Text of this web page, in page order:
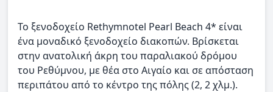
Το ξενοδοχείο Rethymnotel Pearl Beach 4* είναι
ένα μοναδικό ξενοδοχείο διακοπών. Βρίσκεται
στην ανατολική άκρη του παραλιακού δρόμου
του Ρεθύμνου, με θέα στο Αιγαίο και σε απόσταση
περιπάτου από το κέντρο της πόλης (2, 2 χλμ.).